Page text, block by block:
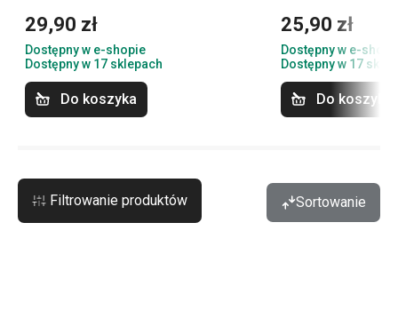
29,90 zł
Dostępny w e-shopie
Dostępny w 17 sklepach
Do koszyka
25,90 zł
Dostępny w e-
Dostępny w 17
Do koszyka
Filtrowanie produktów Sortowanie